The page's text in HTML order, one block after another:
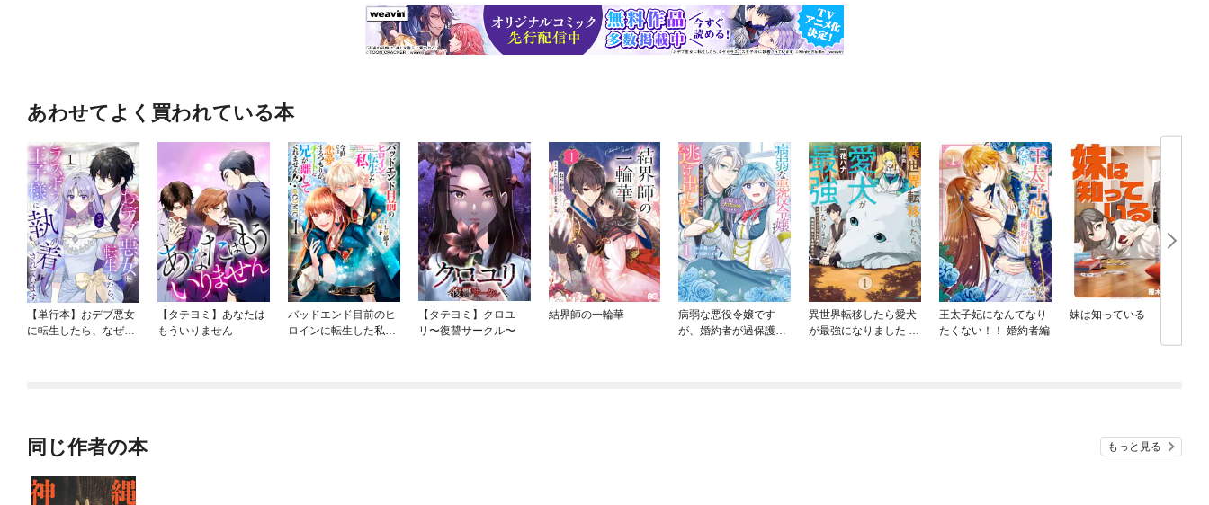
あわせてよく買われている本
【単行本】おデブ悪女
に転生したら、なぜか
【タテヨミ】あなたは
もういりません
バッドエンド目前のヒ
ロインに転生した私、
【タテヨミ】クロユ
リ〜復讐サークル〜
結界師の一輪華
病弱な悪役令嬢です
が、婚約者が過保護す
異世界転移したら愛犬
が最強になりました ～
王太子妃になんてなり
たくない！！ 婚約者編
妹は知っている
同じ作者の本 もっと見る